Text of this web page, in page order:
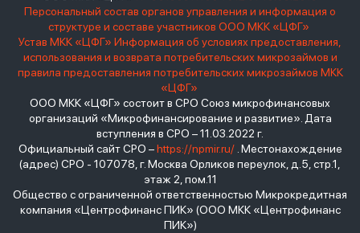
Персональный состав органов управления и информация о
структуре и составе участников ООО МКК «ЦФГ»
Устав МКК «ЦФГ» Информация об условиях предоставления,
использования и возврата потребительских микрозаймов и
правила предоставления потребительских микрозаймов МКК
«ЦФГ»
ООО МКК «ЦФГ» состоит в СРО Союз микрофинансовых
организаций «Микрофинансирование и развитие». Дата
вступления в СРО – 11.03.2022 г.
Официальный сайт СРО –https://npmir.ru/. Местонахождение
(адрес) СРО - 107078, г. Москва Орликов переулок, д.5, стр.1,
этаж 2, пом.11
Общество с ограниченной ответственностью Микрокредитная
компания «Центрофинанс ПИК» (ООО МКК «Центрофинанс
ПИК»)